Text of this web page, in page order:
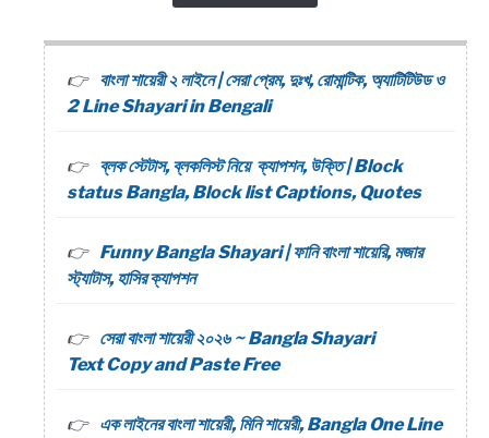
বাংলা শায়েরী ২ লাইনে | সেরা প্রেম, দুঃখ, রোমান্টিক, অ্যাটিটিউড ও
2 Line Shayari in Bengali
ব্লক স্টেটাস, ব্লকলিস্ট নিয়ে ক্যাপশন, উক্তি | Block
status Bangla, Block list Captions, Quotes
Funny Bangla Shayari | ফানি বাংলা শায়েরি, মজার
স্ট্যাটাস, হাসির ক্যাপশন
সেরা বাংলা শায়েরী ২০২৬ ~ Bangla Shayari
Text Copy and Paste Free
এক লাইনের বাংলা শায়েরী, মিনি শায়েরী, Bangla One Line